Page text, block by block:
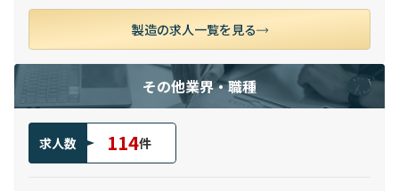
製造の求人一覧を見る
その他業界・職種
求人数 114件